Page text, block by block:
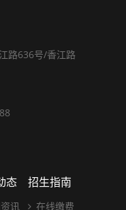
路636号/香江路
态
讯
招生指南
在线缴费